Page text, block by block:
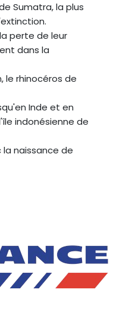
Sumatra, la plus
perte de leur
dans la
le rhinocéros de
Inde et en
indonésienne de
naissance de